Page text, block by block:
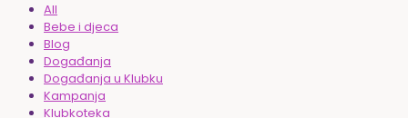
All
Bebe i djeca
Blog
Događanja
Događanja u Klubku
Kampanja
Klubkoteka